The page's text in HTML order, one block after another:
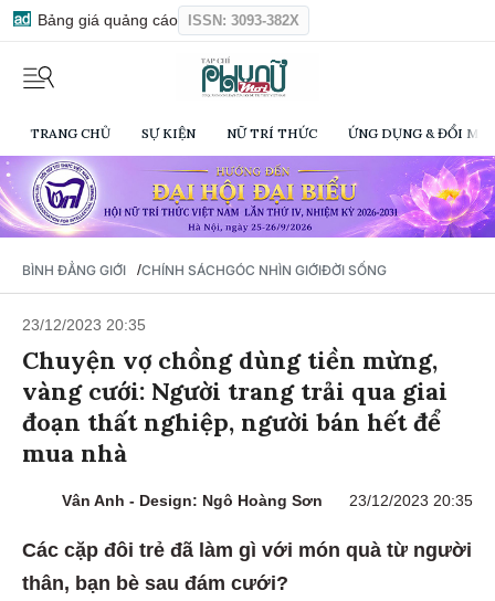
Bảng giá quảng cáo ISSN: 3093-382X
TRANG CHỦ SỰ KIỆN NỮ TRÍ THỨC ỨNG DỤNG & ĐỔI
BÌNH ĐẲNG GIỚI /CHÍNH SÁCHGÓC NHÌN GIỚIĐỜI SỐNG
23/12/2023 20:35
Chuyện vợ chồng dùng tiền mừng,
vàng cưới: Người trang trải qua giai
đoạn thất nghiệp, người bán hết để
mua nhà
Vân Anh - Design: Ngô Hoàng Sơn 23/12/2023 20:35
Các cặp đôi trẻ đã làm gì với món quà từ người
thân, bạn bè sau đám cưới?